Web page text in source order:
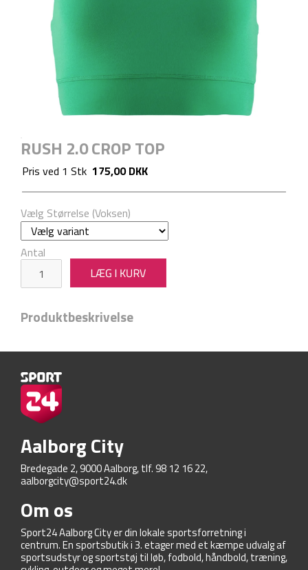
RUSH 2.0 CROP TOP
Pris ved 1 Stk 175,00 DKK
Vælg Størrelse (Voksen)
Antal
Produktbeskrivelse
Aalborg City
Bredegade 2, 9000 Aalborg, tlf. 98 12 16 22,
aalborgcity@sport24.dk
Om os
Sport24 Aalborg City er din lokale sportsforretning i
centrum. En sportsbutik i 3. etager med et kæmpe udvalg af
sportsudstyr og sportstøj til løb, fodbold, håndbold, træning,